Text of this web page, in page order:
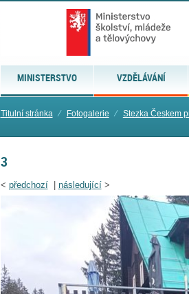
MINISTERSTVO VZDĚLÁVÁNÍ
Titulní stránka ⁄ Fotogalerie ⁄ Stezka Českem
3
< předchozí| následující>